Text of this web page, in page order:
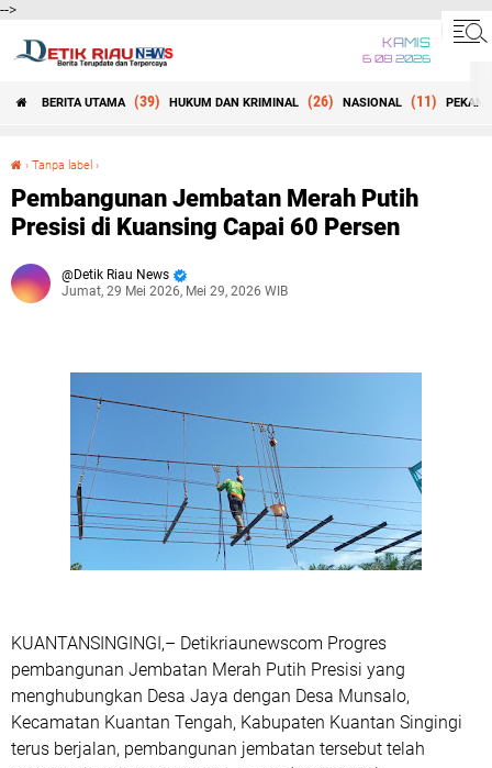
-->
KAMIS
6 08 2026
BERITA UTAMA (39) HUKUM DAN KRIMINAL (26) NASIONAL (11)
› Tanpa label ›
Pembangunan Jembatan Merah Putih
Presisi di Kuansing Capai 60 Persen
Detik Riau News
Jumat, 29 Mei 2026, Mei 29, 2026 WIB
KUANTANSINGINGI,– Detikriaunewscom Progres
pembangunan Jembatan Merah Putih Presisi yang
menghubungkan Desa Jaya dengan Desa Munsalo,
Kecamatan Kuantan Tengah, Kabupaten Kuantan Singingi
terus berjalan, pembangunan jembatan tersebut telah